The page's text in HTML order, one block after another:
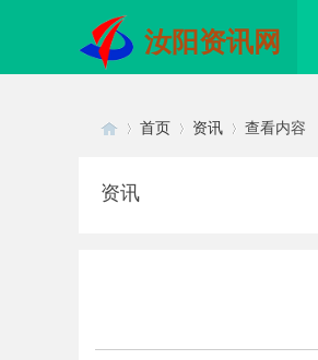
汝阳资讯网
首页 资讯 查看内容
资讯